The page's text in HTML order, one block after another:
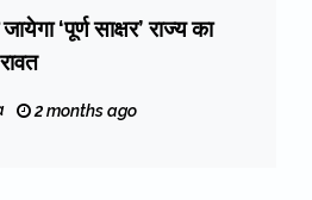
‘पूर्ण साक्षर’ राज्य का
2 months ago